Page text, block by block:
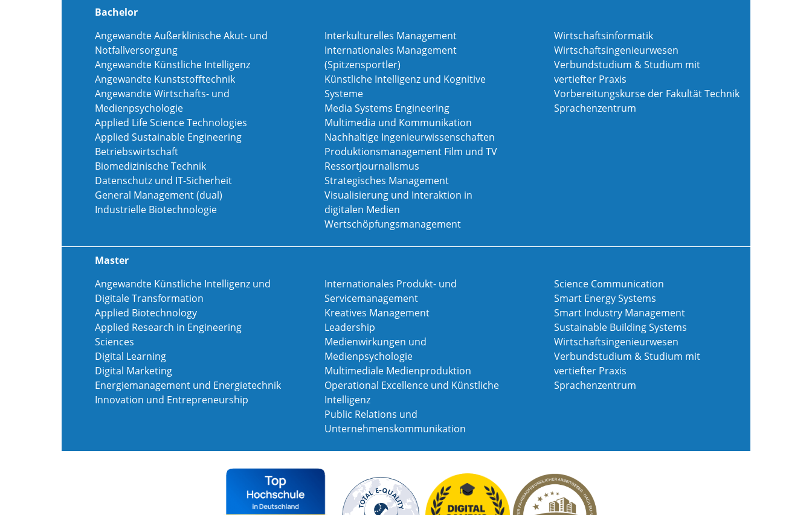
Bachelor
Angewandte Außerklinische Akut- und
Notfallversorgung
Angewandte Künstliche Intelligenz
Angewandte Kunststofftechnik
Angewandte Wirtschafts- und
Medienpsychologie
Applied Life Science Technologies
Applied Sustainable Engineering
Betriebswirtschaft
Biomedizinische Technik
Datenschutz und IT-Sicherheit
General Management (dual)
Industrielle Biotechnologie
Interkulturelles Management
Internationales Management
(Spitzensportler)
Künstliche Intelligenz und Kognitive
Systeme
Media Systems Engineering
Multimedia und Kommunikation
Nachhaltige Ingenieurwissenschaften
Produktionsmanagement Film und TV
Ressortjournalismus
Strategisches Management
Visualisierung und Interaktion in
digitalen Medien
Wertschöpfungsmanagement
Wirtschaftsinformatik
Wirtschaftsingenieurwesen
Verbundstudium & Studium mit
vertiefter Praxis
Vorbereitungskurse der Fakultät Technik
Sprachenzentrum
Master
Angewandte Künstliche Intelligenz und
Digitale Transformation
Applied Biotechnology
Applied Research in Engineering
Sciences
Digital Learning
Digital Marketing
Energiemanagement und Energietechnik
Innovation und Entrepreneurship
Internationales Produkt- und
Servicemanagement
Kreatives Management
Leadership
Medienwirkungen und
Medienpsychologie
Multimediale Medienproduktion
Operational Excellence und Künstliche
Intelligenz
Public Relations und
Unternehmenskommunikation
Science Communication
Smart Energy Systems
Smart Industry Management
Sustainable Building Systems
Wirtschaftsingenieurwesen
Verbundstudium & Studium mit
vertiefter Praxis
Sprachenzentrum